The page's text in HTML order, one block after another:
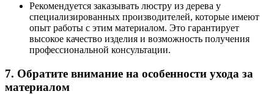
Рекомендуется заказывать люстру из дерева у
специализированных производителей, которые имеют
опыт работы с этим материалом. Это гарантирует
высокое качество изделия и возможность получения
профессиональной консультации.
7. Обратите внимание на особенности ухода за
материалом